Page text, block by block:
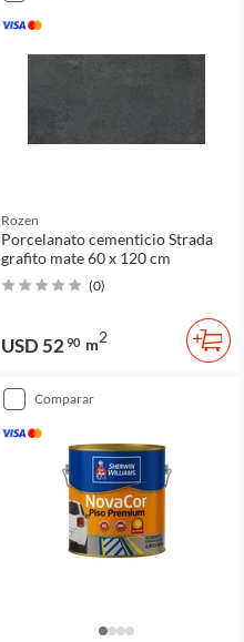
Rozen
Porcelanato cementicio Strada
grafito mate 60 x 120 cm
(0)
USD 52 90 m2
comparar